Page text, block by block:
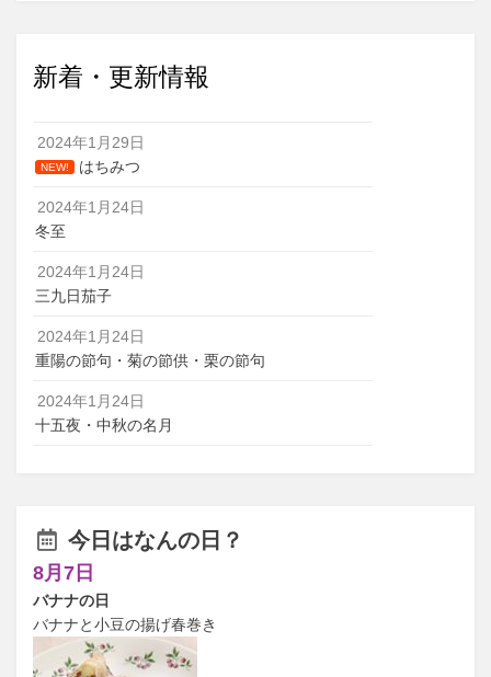
新着・更新情報
2024年1月29日
NEW! はちみつ
2024年1月24日
冬至
2024年1月24日
三九日茄子
2024年1月24日
重陽の節句・菊の節供・栗の節句
2024年1月24日
十五夜・中秋の名月
今日はなんの日？
8月7日
バナナの日
バナナと小豆の揚げ春巻き